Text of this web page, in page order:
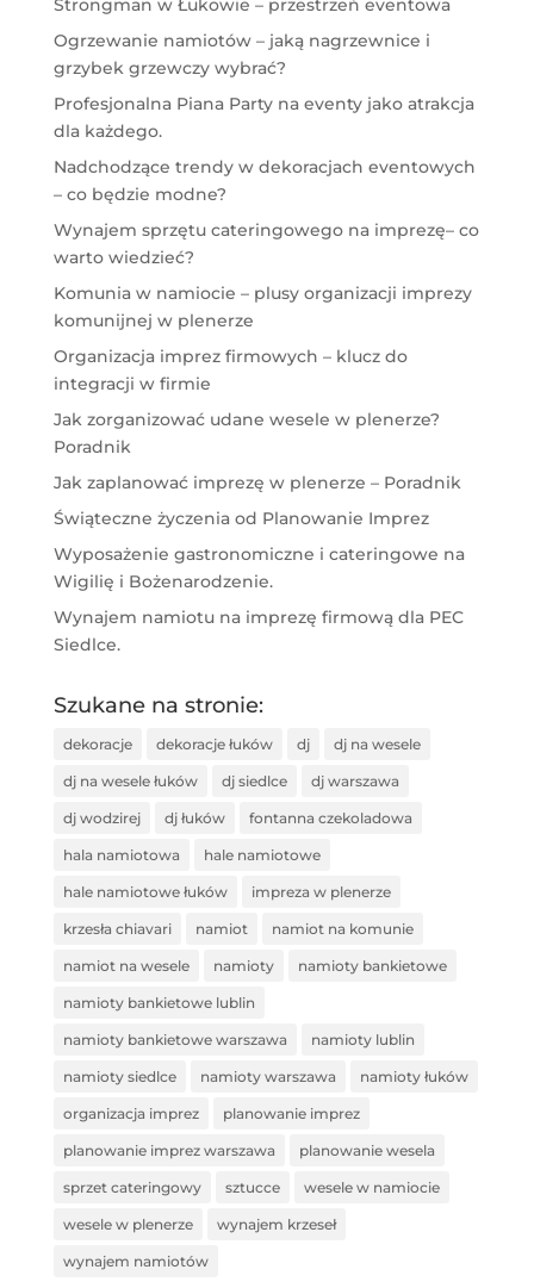
Strongman w Łukowie – przestrzeń eventowa
Ogrzewanie namiotów – jaką nagrzewnice i
grzybek grzewczy wybrać?
Profesjonalna Piana Party na eventy jako atrakcja
dla każdego.
Nadchodzące trendy w dekoracjach eventowych
– co będzie modne?
Wynajem sprzętu cateringowego na imprezę– co
warto wiedzieć?
Komunia w namiocie – plusy organizacji imprezy
komunijnej w plenerze
Organizacja imprez firmowych – klucz do
integracji w firmie
Jak zorganizować udane wesele w plenerze?
Poradnik
Jak zaplanować imprezę w plenerze – Poradnik
Świąteczne życzenia od Planowanie Imprez
Wyposażenie gastronomiczne i cateringowe na
Wigilię i Bożenarodzenie.
Wynajem namiotu na imprezę firmową dla PEC
Siedlce.
Szukane na stronie:
dekoracje dekoracje łuków dj dj na wesele
dj na wesele łuków dj siedlce dj warszawa
dj wodzirej dj łuków fontanna czekoladowa
hala namiotowa hale namiotowe
hale namiotowe łuków impreza w plenerze
krzesła chiavari namiot namiot na komunie
namiot na wesele namioty namioty bankietowe
namioty bankietowe lublin
namioty bankietowe warszawa namioty lublin
namioty siedlce namioty warszawa namioty łuków
organizacja imprez planowanie imprez
planowanie imprez warszawa planowanie wesela
sprzet cateringowy sztucce wesele w namiocie
wesele w plenerze wynajem krzeseł
wynajem namiotów